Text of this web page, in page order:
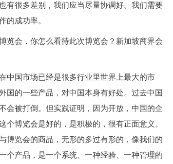
有很多差别，我们应当尽量协调好。我们需要
的成功率。
览会，你怎么看待此次博览会？新加坡商界会
中国市场已经是很多行业里世界上最大的市
国的一些产品，对中国本身有好处。过去中国
会被打倒。但实践证明，因为开放，中国的企
个博览会是好的，是积极的，很有正面意义。
博览会的商品，无形的多过有形的，像我们的
个产品，是一个系统、一种经验、一种管理的